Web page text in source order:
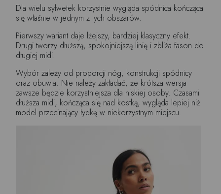
Dla wielu sylwetek korzystnie wygląda spódnica kończąca
się właśnie w jednym z tych obszarów.
Pierwszy wariant daje lżejszy, bardziej klasyczny efekt.
Drugi tworzy dłuższą, spokojniejszą linię i zbliża fason do
długiej midi.
Wybór zależy od proporcji nóg, konstrukcji spódnicy
oraz obuwia. Nie należy zakładać, że krótsza wersja
zawsze będzie korzystniejsza dla niskiej osoby. Czasami
dłuższa midi, kończąca się nad kostką, wygląda lepiej niż
model przecinający łydkę w niekorzystnym miejscu.